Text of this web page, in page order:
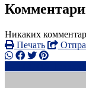
Никаких
Печать